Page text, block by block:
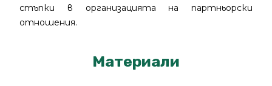
стъпки в организацията на партньорски
отношения.
Материали